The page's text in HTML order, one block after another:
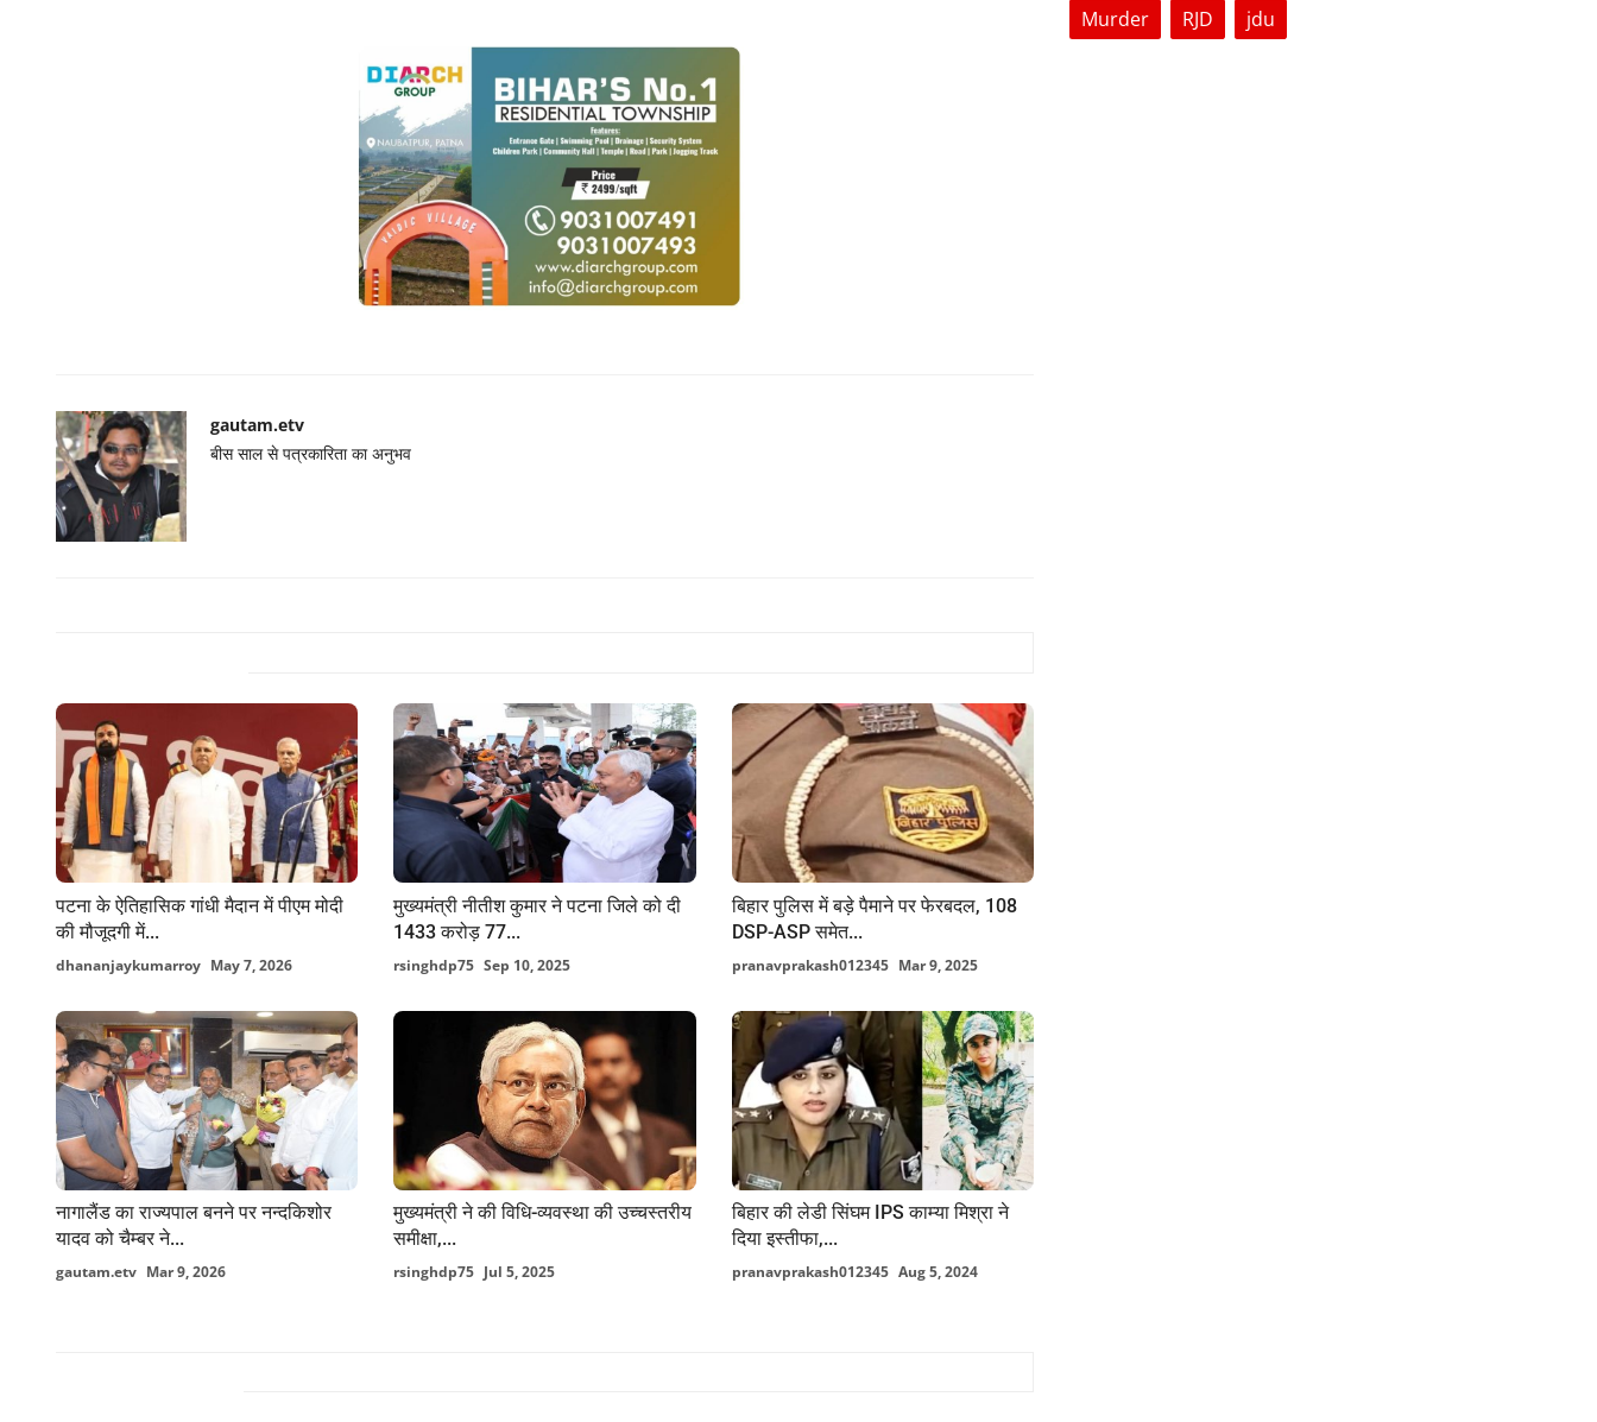
gautam.etv
बीस साल से पत्रकारिता का अनुभव
पटना के ऐतिहासिक गांधी मैदान में पीएम मोदी
की मौजूदगी में...
dhananjaykumarroy May 7, 2026
मुख्यमंत्री नीतीश कुमार ने पटना जिले को दी
1433 करोड़ 77...
rsinghdp75 Sep 10, 2025
बिहार पुलिस में बड़े पैमाने पर फेरबदल, 108
DSP-ASP समेत...
pranavprakash012345 Mar 9, 2025
नागालैंड का राज्यपाल बनने पर नन्दकिशोर
यादव को चैम्बर ने...
gautam.etv Mar 9, 2026
मुख्यमंत्री ने की विधि-व्यवस्था की उच्चस्तरीय
समीक्षा,...
rsinghdp75 Jul 5, 2025
बिहार की लेडी सिंघम IPS काम्या मिश्रा ने
दिया इस्तीफा,...
pranavprakash012345 Aug 5, 2024
Murder
RJD jdu